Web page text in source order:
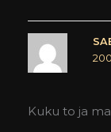
Kuku to ja